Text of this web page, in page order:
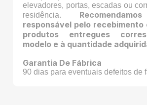
elevadores, portas, escadas ou
residência.
responsável pelo
produtos entregues
modelo e à quantidade
Garantia De Fábrica
90 dias para eventuais defeitos de